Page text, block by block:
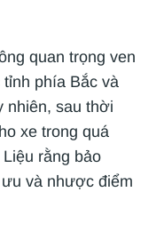
quan trọng ven
phía Bắc và
nhiên, sau thời
xe trong quá
rằng bảo
và nhược điểm